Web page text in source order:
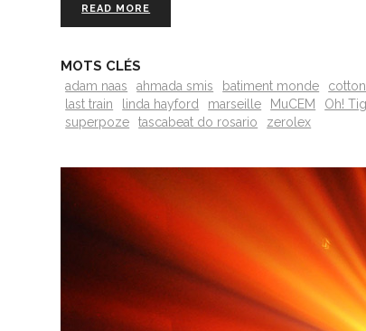
READ MORE
MOTS CLÉS
adam naas ahmada smis batiment monde
last train
linda hayford marseille MuCEM Oh!
superpoze
tascabeat do rosario zerolex